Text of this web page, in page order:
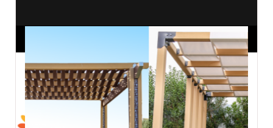
ANNONCES SPONSORISÉES